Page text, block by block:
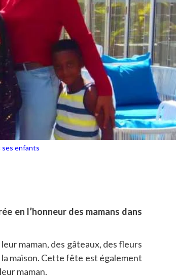
ses enfants
en l’honneur des mamans dans
maman, des gâteaux, des fleurs
maison. Cette fête est également
maman.